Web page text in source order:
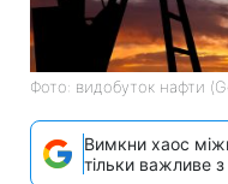
Фото: видобуток нафти
Вимкни хаос
тільки важливе з